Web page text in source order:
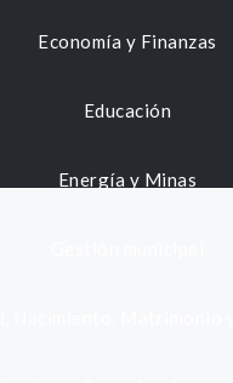
Economía y Finanzas
Educación
Energía y Minas